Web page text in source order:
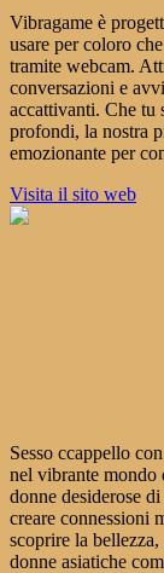
Vibragame è
usare per coloro
tramite webcam.
conversazioni e
accattivanti. Che tu
profondi, la nostra
emozionante per
Visita il sito web
Sesso ccappello
nel vibrante mondo
donne desiderose
creare connessioni
scoprire la
donne asiatiche